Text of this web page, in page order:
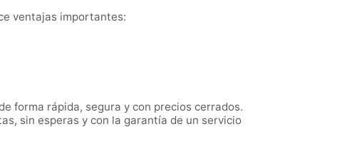
ventajas importantes:
forma rápida, segura y con precios cerrados.
sin esperas y con la garantía de un servicio